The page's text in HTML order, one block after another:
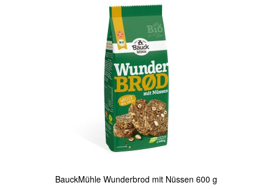
BauckMühle Wunderbrod mit Nüssen 600 g